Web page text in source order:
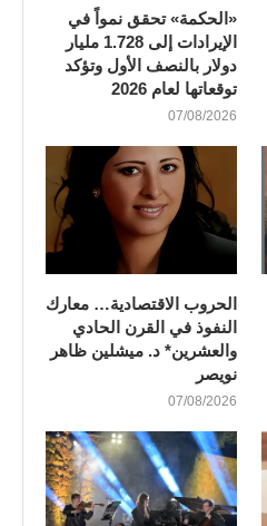
«الحكمة» تحقق نمواً في
الإيرادات إلى 1.728 مليار
دولار بالنصف الأول وتؤكد
توقعاتها لعام 2026
07/08/2026
الحروب الاقتصادية… معارك
النفوذ في القرن الحادي
والعشرين* د. ميشلين ظاهر
نويصر
07/08/2026